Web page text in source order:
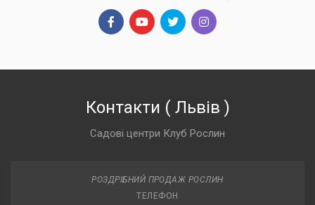
Контакти ( Львів )
Садові центри Клуб Рослин
РОЗДРІБНИЙ ПРОДАЖ РОСЛИН
ТЕЛЕФОН